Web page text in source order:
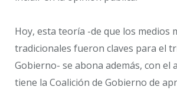
Hoy, esta teoría -de que los medios
tradicionales fueron claves para el
Gobierno- se abona además, con el
tiene la Coalición de Gobierno de